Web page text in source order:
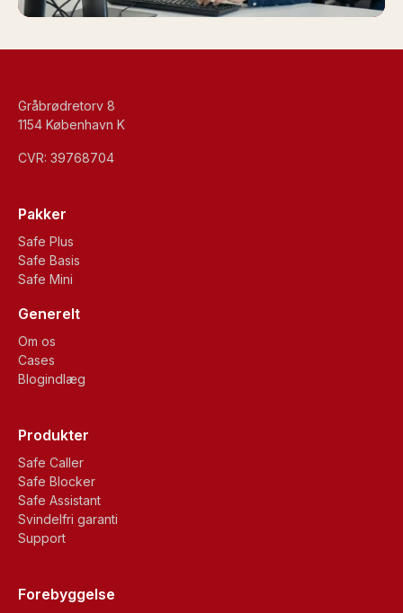
Gråbrødretorv 8
1154 København K
CVR: 39768704
Pakker
Safe Plus
Safe Basis
Safe Mini
Generelt
Om os
Cases
Blogindlæg
Produkter
Safe Caller
Safe Blocker
Safe Assistant
Svindelfri garanti
Support
Forebyggelse